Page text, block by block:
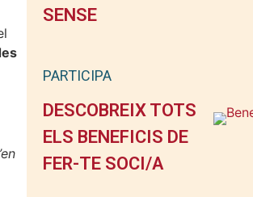
SENSE
PARTICIPA
DESCOBREIX TOTS
ELS BENEFICIS DE
FER-TE SOCI/A